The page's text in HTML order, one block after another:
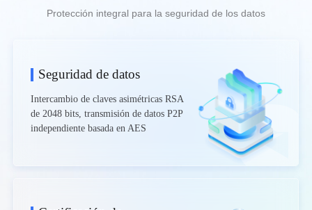
Protección integral para la seguridad de los datos
Seguridad de datos
Intercambio de claves asimétricas RSA
de 2048 bits, transmisión de datos P2P
independiente basada en AES